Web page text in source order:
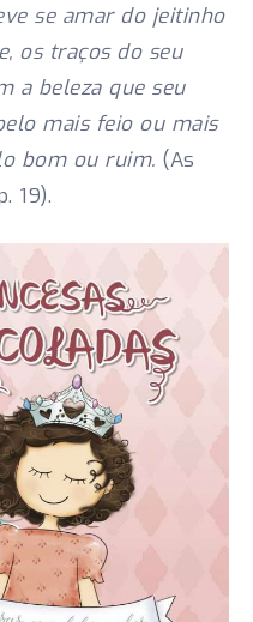
se amar do jeitinho
os traços do seu
a beleza que seu
mais feio ou mais
bom ou ruim. (As
19).